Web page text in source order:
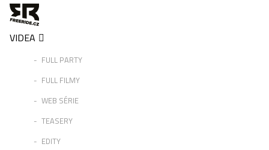
VIDEA
FULL PARTY
FULL FILMY
WEB SÉRIE
TEASERY
EDITY